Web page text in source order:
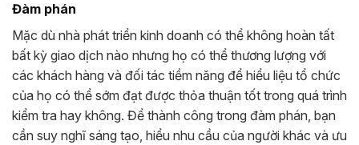
Đàm phán
Mặc dù nhà phát triển kinh doanh có thể không hoàn tất
bất kỳ giao dịch nào nhưng họ có thể thương lượng với
các khách hàng và đối tác tiềm năng để hiểu liệu tổ chức
của họ có thể sớm đạt được thỏa thuận tốt trong quá trình
kiểm tra hay không. Để thành công trong đàm phán, bạn
cần suy nghĩ sáng tạo, hiểu nhu cầu của người khác và ưu